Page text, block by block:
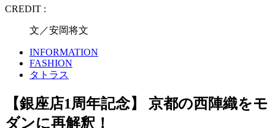
CREDIT :
文／安岡将文
INFORMATION
FASHION
タトラス
【銀座店1周年記念】 京都の西陣織をモ
ダンに再解釈！